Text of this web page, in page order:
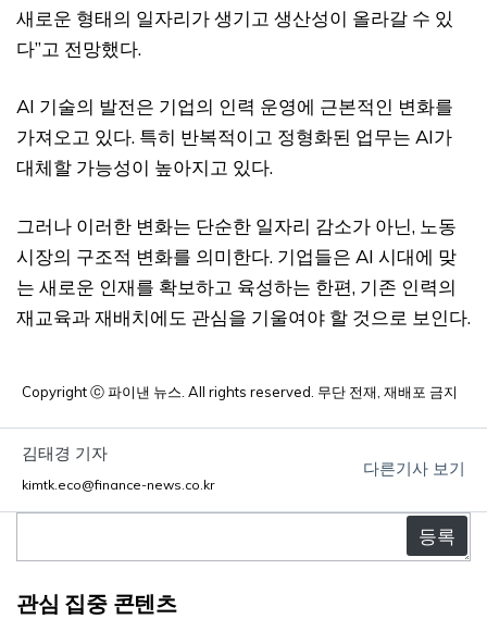
새로운 형태의 일자리가 생기고 생산성이 올라갈 수 있
다”고 전망했다.
AI 기술의 발전은 기업의 인력 운영에 근본적인 변화를
가져오고 있다. 특히 반복적이고 정형화된 업무는 AI가
대체할 가능성이 높아지고 있다.
그러나 이러한 변화는 단순한 일자리 감소가 아닌, 노동
시장의 구조적 변화를 의미한다. 기업들은 AI 시대에 맞
는 새로운 인재를 확보하고 육성하는 한편, 기존 인력의
재교육과 재배치에도 관심을 기울여야 할 것으로 보인다.
Copyright ⓒ 파이낸 뉴스. All rights reserved. 무단 전재, 재배포 금지
김태경 기자
kimtk.eco@finance-news.co.kr
다른기사 보기
글
관심 집중 콘텐츠